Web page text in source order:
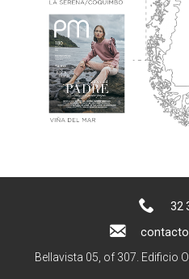
32
Bellavista 05, of 307. Edificio